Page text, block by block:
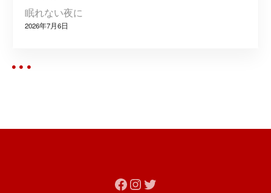
眠れない夜に
2026年7月6日
Facebook Instagram Twitter